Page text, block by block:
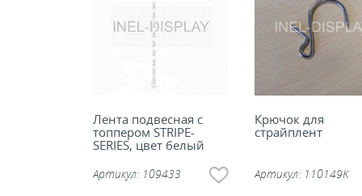
Лента подвесная с
топпером STRIPE-
SERIES, цвет белый
Артикул: 109433
Крючок для
страйплент
Артикул: 110149K